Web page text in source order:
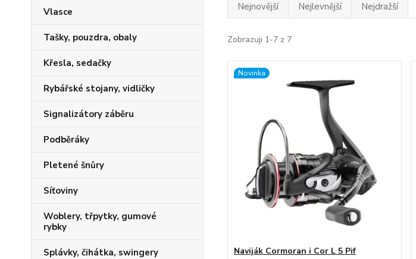
Vlasce
Tašky, pouzdra, obaly
Křesla, sedačky
Rybářské stojany, vidličky
Signalizátory záběru
Podběráky
Pletené šnůry
Síťoviny
Woblery, třpytky, gumové
rybky
Splávky, čihátka, swingery
Nejnovější Nejlevnější Nejdražší
Zobrazuji 1-7 z 7
Novinka
Naviják Cormoran i Cor L 5 Pif